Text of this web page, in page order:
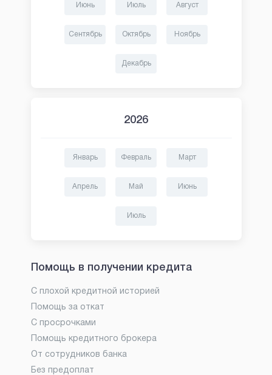
Июнь Июль Август
Сентябрь Октябрь Ноябрь
Декабрь
2026
Январь Февраль Март
Апрель Май Июнь
Июль
Помощь в получении кредита
С плохой кредитной историей
Помощь за откат
С просрочками
Помощь кредитного брокера
От сотрудников банка
Без предоплат